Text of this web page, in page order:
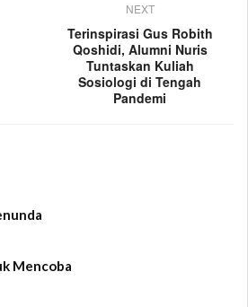
NEXT
Terinspirasi Gus Robith
Qoshidi, Alumni Nuris
Tuntaskan Kuliah
Sosiologi di Tengah
Pandemi
Mencoba